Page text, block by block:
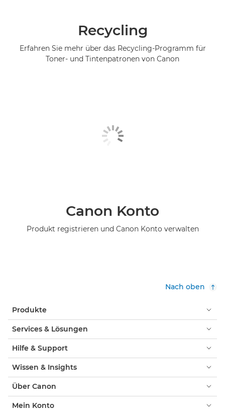
Recycling
Erfahren Sie mehr über das Recycling-Programm für
Toner- und Tintenpatronen von Canon
Canon Konto
Produkt registrieren und Canon Konto verwalten
Nach oben
Produkte
Services & Lösungen
Hilfe & Support
Wissen & Insights
Über Canon
Mein Konto